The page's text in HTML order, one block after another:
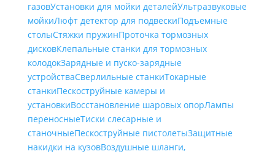
газовУстановки для мойки деталейУльтразвуковые
мойкиЛюфт детектор для подвескиПодъемные
столыСтяжки пружинПроточка тормозных
дисковКлепальные станки для тормозных
колодокЗарядные и пуско-зарядные
устройстваСверлильные станкиТокарные
станкиПескоструйные камеры и
установкиВосстановление шаровых опорЛампы
переносныеТиски слесарные и
станочныеПескоструйные пистолетыЗащитные
накидки на кузовВоздушные шланги,